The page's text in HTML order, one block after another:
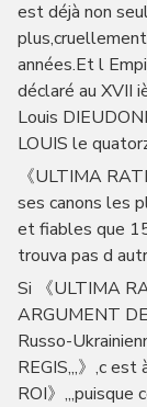
est déjà non
années.Et l
déclaré au XVII
Louis
LOUIS le
《ULTIMA
ses canons les
et fiables que
trouva pas d
Si 《ULTIMA
ARGUMENT
Russo-
REGIS,,,》,c
ROI》